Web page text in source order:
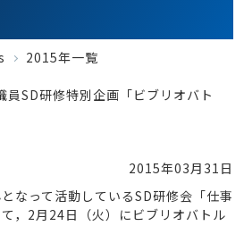
2015年一覧
SD研修特別企画「ビブリオバト
2015年03月31日
なって活動しているSD研修会「仕事
，2月24日（火）にビブリオバトル